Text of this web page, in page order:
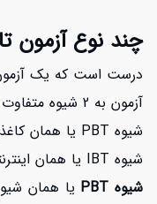
چند نوع آزمون
درست است که یک آزمون
آزمون به 2 شیوه متفاوت برگزار می‌شود.
شیوه PBT یا همان کاغذی (Paper basic test)
شیوه IBT یا همان اینترنتی(Internet basic test)
شیوه PBT
یا همان